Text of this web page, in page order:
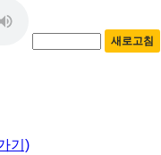
새로고침